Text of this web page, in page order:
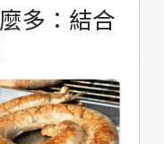
芋頭的水分，
期保存。這項
，而且在悶熱
。 因此，
智慧和技術的
多：結合